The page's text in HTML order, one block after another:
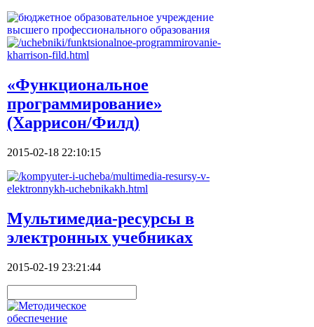
«Функциональное
программирование»
(Харрисон/Филд)
2015-02-18 22:10:15
Мультимедиа-ресурсы в
электронных учебниках
2015-02-19 23:21:44